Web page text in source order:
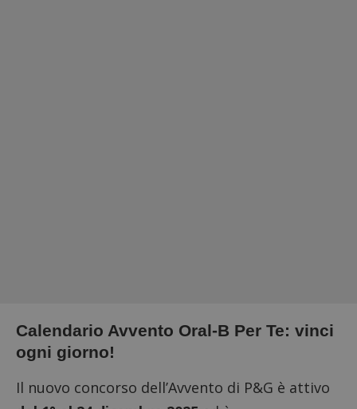
Calendario Avvento Oral-B Per Te: vinci
ogni giorno!
Il nuovo concorso dell’Avvento di P&G è attivo